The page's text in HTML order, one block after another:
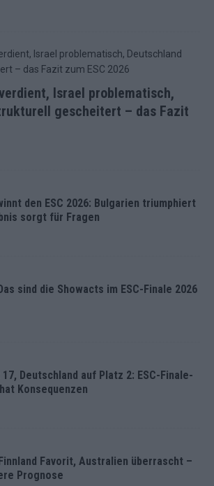
Israel problematisch,
gescheitert – das Fazit
den ESC 2026: Bulgarien triumphiert
sorgt für Fragen
sind die Showacts im ESC-Finale 2026
Deutschland auf Platz 2: ESC-Finale-
Konsequenzen
Favorit, Australien überrascht –
Prognose